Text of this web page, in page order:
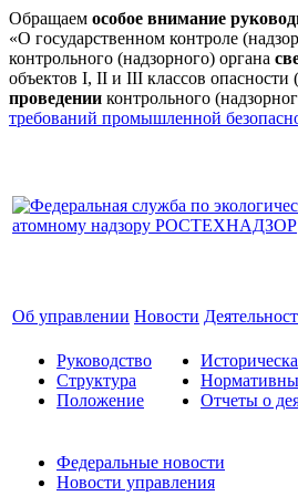
Обращаем особое внимание
«О государственном контроле
контрольного (надзорного) органа
объектов I, II и III классов
проведении контрольного
требований промышленной
Об управлении Новости
Руководство
Структура
Положение
Отчеты о
Федеральные новости
Новости управления